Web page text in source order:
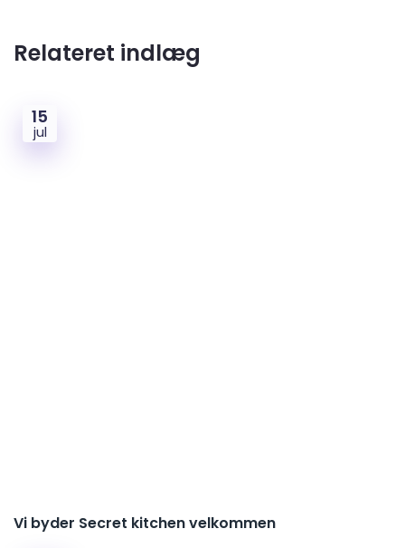
Relateret indlæg
15
jul
Vi byder Secret kitchen velkommen